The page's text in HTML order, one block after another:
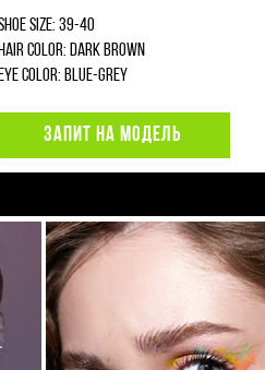
size: 39-40
Hair color: dark brown
Eye color: blue-grey
ЗАПИТ НА МОДЕЛЬ